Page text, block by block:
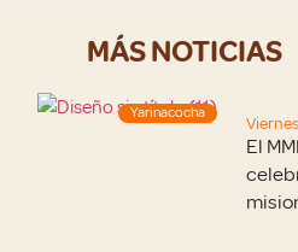
MÁS NOTICIAS
Yarinacocha
El